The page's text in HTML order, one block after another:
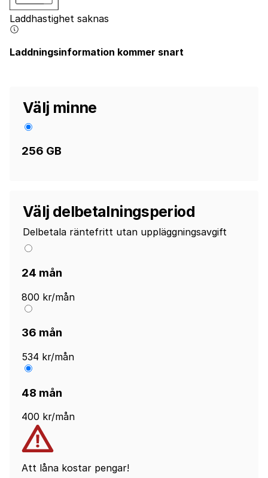
Laddhastighet saknas
Laddningsinformation kommer snart
Välj minne
256 GB
Välj delbetalningsperiod
Delbetala räntefritt utan uppläggningsavgift
24 mån
800 kr/mån
36 mån
534 kr/mån
48 mån
400 kr/mån
Att låna kostar pengar!